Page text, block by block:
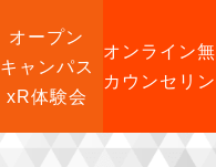
オープン
キャンパス
xR体験会
オンライン
カウンセリ